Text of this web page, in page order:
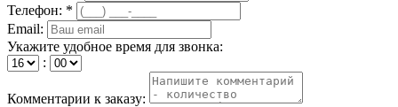
Телефон: *
Email:
Укажите удобное время для звонка:
:
Комментарии к заказу: